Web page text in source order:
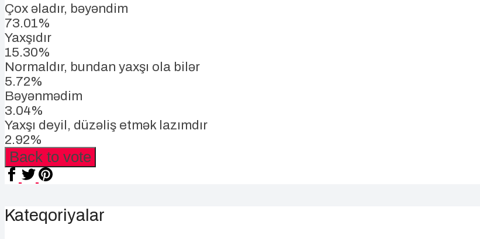
Çox əladır, bəyəndim
73.01%
Yaxşıdır
15.30%
Normaldır, bundan yaxşı ola bilər
5.72%
Bəyənmədim
3.04%
Yaxşı deyil, düzəliş etmək lazımdır
2.92%
Back to vote
Kateqoriyalar